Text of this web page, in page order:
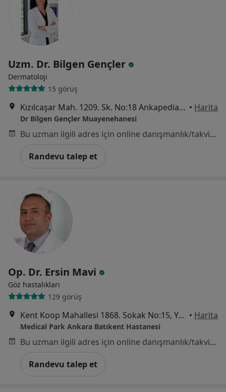
Uzm. Dr. Bilgen Gençler
Dermatoloji
15 görüş
Kızılcaşar Mah. 1209. Sk. No:18 Ankapedia İncek, Ankara • Harita
Dr Bilgen Gençler Muayenehanesi
Bu uzman ilgili adres için online danışmanlık/takvim sunmuyor.
Randevu talep et
Op. Dr. Ersin Mavi
Göz hastalıkları
129 görüş
Kent Koop Mahallesi 1868. Sokak No:15, Yenimahalle • Harita
Medical Park Ankara Batıkent Hastanesi
Bu uzman ilgili adres için online danışmanlık/takvim sunmuyor.
Randevu talep et